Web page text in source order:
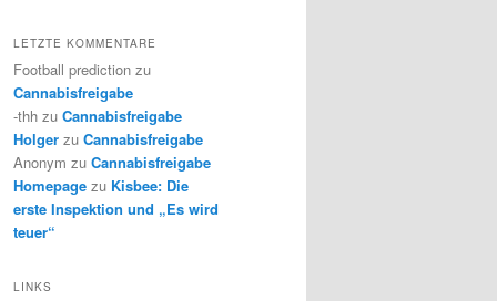
LETZTE KOMMENTARE
Football prediction zu
Cannabisfreigabe
-thh zu Cannabisfreigabe
Holger zu Cannabisfreigabe
Anonym zu Cannabisfreigabe
Homepage zu Kisbee: Die
erste Inspektion und „Es wird
teuer“
LINKS